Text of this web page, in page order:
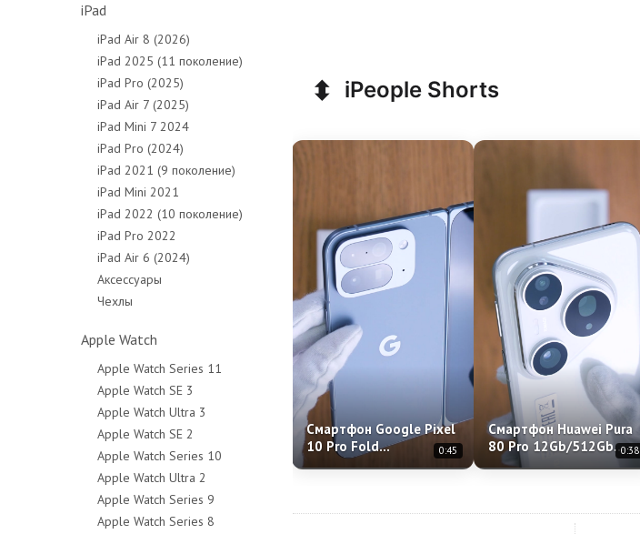
iPad
iPad Air 8 (2026)
iPad 2025 (11 поколение)
iPad Pro (2025)
iPad Air 7 (2025)
iPad Mini 7 2024
iPad Pro (2024)
iPad 2021 (9 поколение)
iPad Mini 2021
iPad 2022 (10 поколение)
iPad Pro 2022
iPad Air 6 (2024)
Аксессуары
Чехлы
Apple Watch
Apple Watch Series 11
Apple Watch SE 3
Apple Watch Ultra 3
Apple Watch SE 2
Apple Watch Series 10
Apple Watch Ultra 2
Apple Watch Series 9
Apple Watch Series 8
⬍ iPeople Shorts
Смартфон Google Pixel
10 Pro Fold
(Moonstone) Nano-sim
0:45
Смартфон Huawei Pura
80 Pro 12Gb/512Gb
(Белый) Dual Nano-sim
0:38